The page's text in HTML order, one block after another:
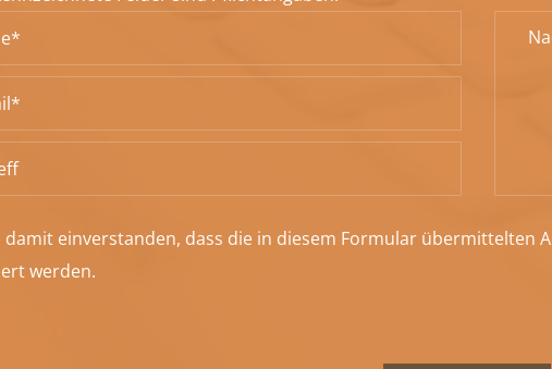
damit einverstanden, dass die in diesem Formular übermittelten
werden.